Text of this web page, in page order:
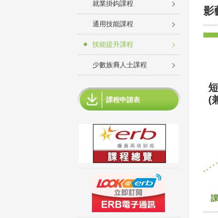
就業掛鈎課程
通用技能課程
技能提升課程
少數族裔人士課程
課程申請表
影
(